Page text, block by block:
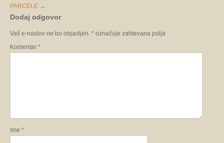
PARCELE →
Dodaj odgovor
Vaš e-naslov ne bo objavljen. * označuje zahtevana polja
Komentar *
Ime *